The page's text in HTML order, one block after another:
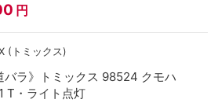
円
(トミックス)
バラ》トミックス 98524 クモハ
T・ライト点灯